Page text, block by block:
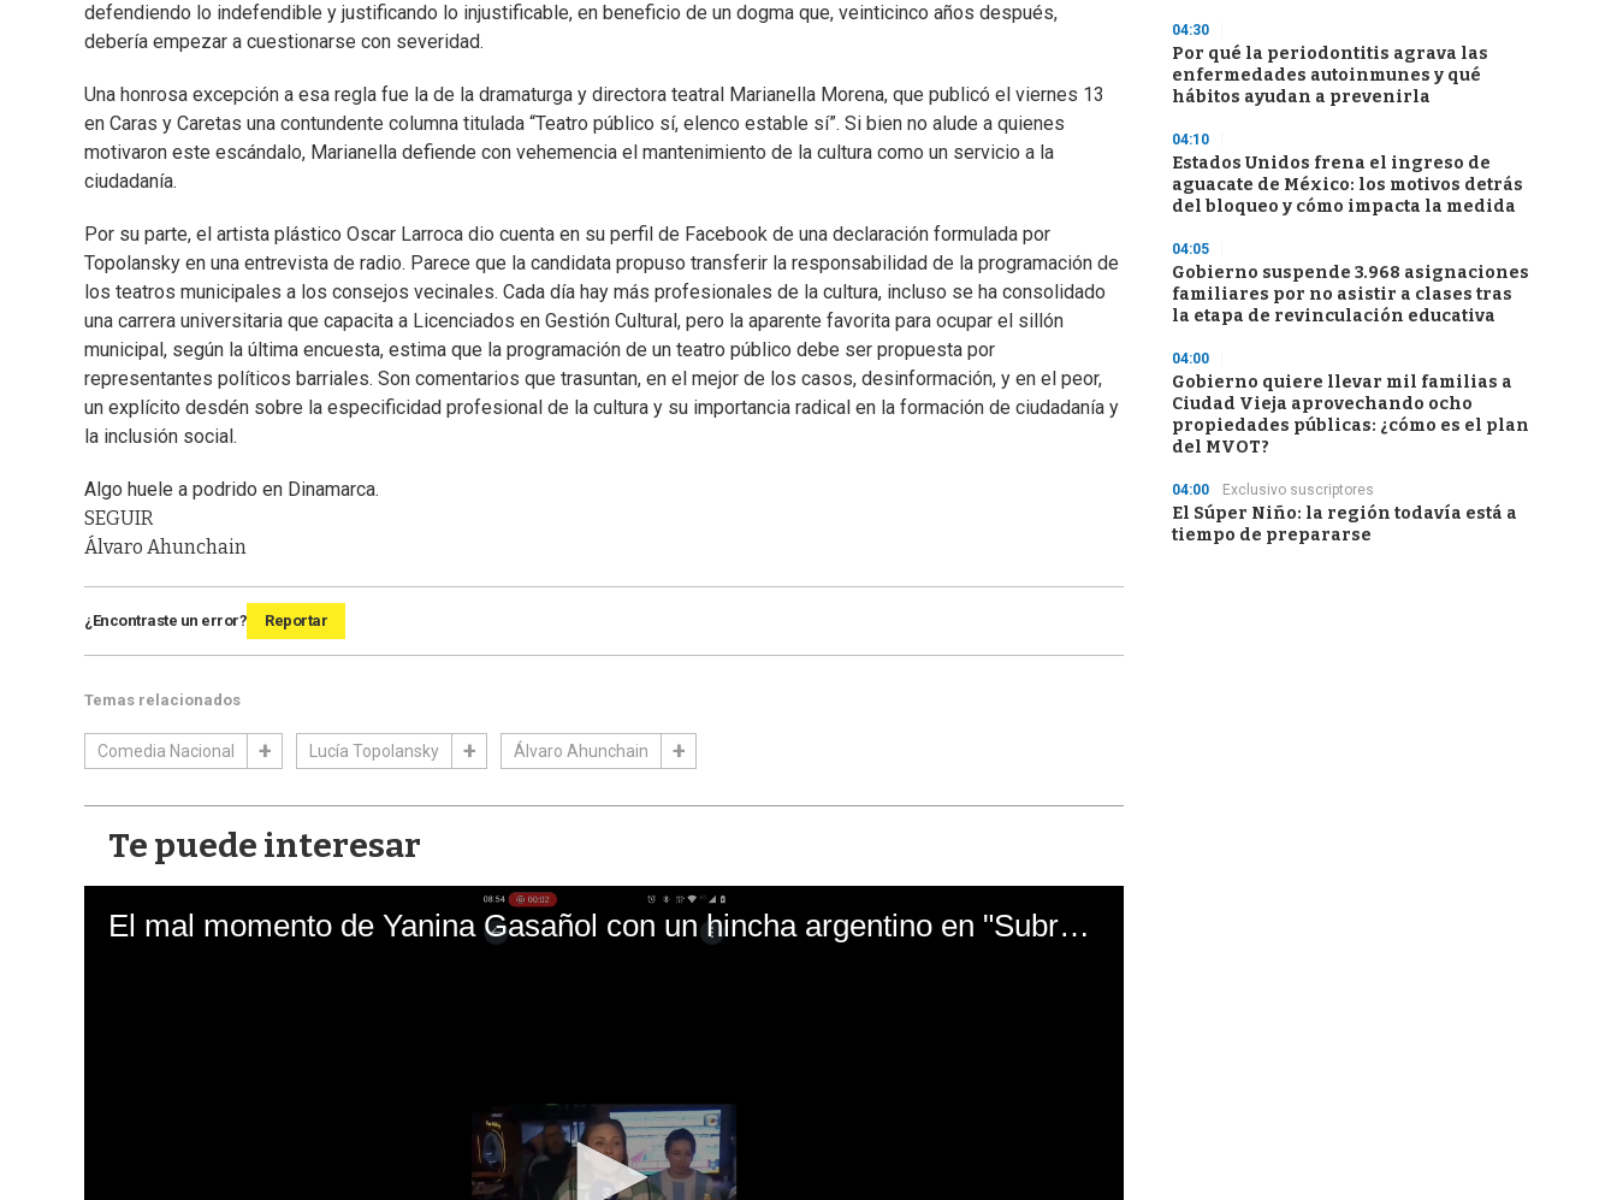
defendiendo lo indefendible y justificando lo injustificable, en beneficio de un dogma que, veinticinco años después,
debería empezar a cuestionarse con severidad.
Una honrosa excepción a esa regla fue la de la dramaturga y directora teatral Marianella Morena, que publicó el viernes 13
en Caras y Caretas una contundente columna titulada “Teatro público sí, elenco estable sí”. Si bien no alude a quienes
motivaron este escándalo, Marianella defiende con vehemencia el mantenimiento de la cultura como un servicio a la
ciudadanía.
Por su parte, el artista plástico Oscar Larroca dio cuenta en su perfil de Facebook de una declaración formulada por
Topolansky en una entrevista de radio. Parece que la candidata propuso transferir la responsabilidad de la programación de
los teatros municipales a los consejos vecinales. Cada día hay más profesionales de la cultura, incluso se ha consolidado
una carrera universitaria que capacita a Licenciados en Gestión Cultural, pero la aparente favorita para ocupar el sillón
municipal, según la última encuesta, estima que la programación de un teatro público debe ser propuesta por
representantes políticos barriales. Son comentarios que trasuntan, en el mejor de los casos, desinformación, y en el peor,
un explícito desdén sobre la especificidad profesional de la cultura y su importancia radical en la formación de ciudadanía y
la inclusión social.
Algo huele a podrido en Dinamarca.
SEGUIR
Álvaro Ahunchain
¿Encontraste un error? Reportar
Temas relacionados
Comedia Nacional Lucía Topolansky Álvaro Ahunchain
Te puede interesar
El mal momento de Yanina Gasañol con un hincha argentino en "Subrayado"
04:30
Por qué la periodontitis agrava las
enfermedades autoinmunes y qué
hábitos ayudan a prevenirla
04:10
Estados Unidos frena el ingreso de
aguacate de México: los motivos detrás
del bloqueo y cómo impacta la medida
04:05
Gobierno suspende 3.968 asignaciones
familiares por no asistir a clases tras
la etapa de revinculación educativa
04:00
Gobierno quiere llevar mil familias a
Ciudad Vieja aprovechando ocho
propiedades públicas: ¿cómo es el plan
del MVOT?
04:00 Exclusivo suscriptores
El Súper Niño: la región todavía está a
tiempo de prepararse